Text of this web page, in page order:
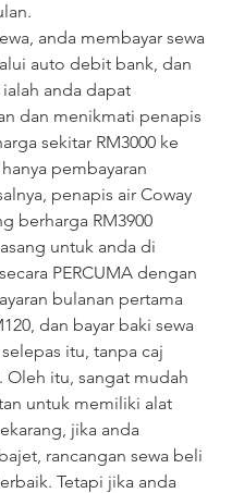
anda membayar sewa
auto debit bank, dan
anda dapat
dan menikmati penapis
sekitar RM3000 ke
pembayaran
penapis air Coway
berharga RM3900
untuk anda di
PERCUMA dengan
bulanan pertama
dan bayar baki sewa
itu, tanpa caj
Oleh itu, sangat mudah
untuk memiliki alat
jika anda
rancangan sewa beli
Tetapi jika anda